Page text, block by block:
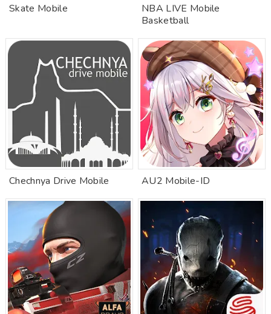
Skate Mobile
NBA LIVE Mobile
Basketball
Chechnya Drive Mobile AU2 Mobile-ID